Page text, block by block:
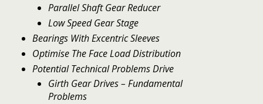
Parallel Shaft Gear Reducer
Low Speed Gear Stage
Bearings With Excentric Sleeves
Optimise The Face Load Distribution
Potential Technical Problems Drive
Girth Gear Drives – Fundamental
Problems